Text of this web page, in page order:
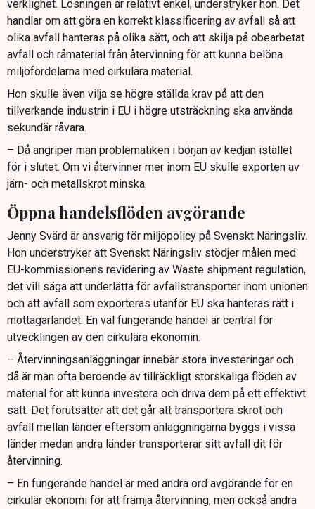
verklighet. Lösningen är relativt enkel, understryker hon. Det
handlar om att göra en korrekt klassificering av avfall så att
olika avfall hanteras på olika sätt, och att skilja på obearbetat
avfall och råmaterial från återvinning för att kunna belöna
miljöfördelarna med cirkulära material.
Hon skulle även vilja se högre ställda krav på att den
tillverkande industrin i EU i högre utsträckning ska använda
sekundär råvara.
– Då angriper man problematiken i början av kedjan istället
för i slutet. Om vi återvinner mer inom EU skulle exporten av
järn- och metallskrot minska.
Öppna handelsflöden avgörande
Jenny Svärd är ansvarig för miljöpolicy på Svenskt Näringsliv.
Hon understryker att Svenskt Näringsliv stödjer målen med
EU-kommissionens revidering av Waste shipment regulation,
det vill säga att underlätta för avfallstransporter inom unionen
och att avfall som exporteras utanför EU ska hanteras rätt i
mottagarlandet. En väl fungerande handel är central för
utvecklingen av den cirkulära ekonomin.
– Återvinningsanläggningar innebär stora investeringar och
då är man ofta beroende av tillräckligt storskaliga flöden av
material för att kunna investera och driva dem på ett effektivt
sätt. Det förutsätter att det går att transportera skrot och
avfall mellan länder eftersom anläggningarna byggs i vissa
länder medan andra länder transporterar sitt avfall dit för
återvinning.
– En fungerande handel är med andra ord avgörande för en
cirkulär ekonomi för att främja återvinning, men också andra